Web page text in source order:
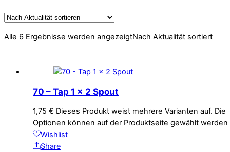
Alle 6 Ergebnisse werden angezeigtNach Aktualität sortiert
70 – Tap 1 x 2 Spout
1,75 € Dieses Produkt weist mehrere Varianten auf. Die
Optionen können auf der Produktseite gewählt werden
Wishlist
Share